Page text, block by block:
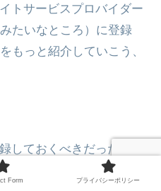
トサービスプロバイダー
たいなところ）に登録
もっと紹介していこう、
しておくべきだったな、
らい投稿したらASPに登
Form プライバシーポリシー